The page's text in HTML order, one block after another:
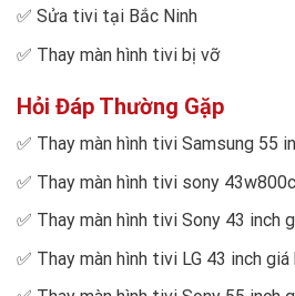
✅ Sửa tivi tại Bắc Ninh
✅ Thay màn hình tivi bị vỡ
Hỏi Đáp Thường Gặp
✅ Thay màn hình tivi Samsung 55
✅ Thay màn hình tivi sony
✅ Thay màn hình tivi Sony 43 inch
✅ Thay màn hình tivi LG 43 inch giá